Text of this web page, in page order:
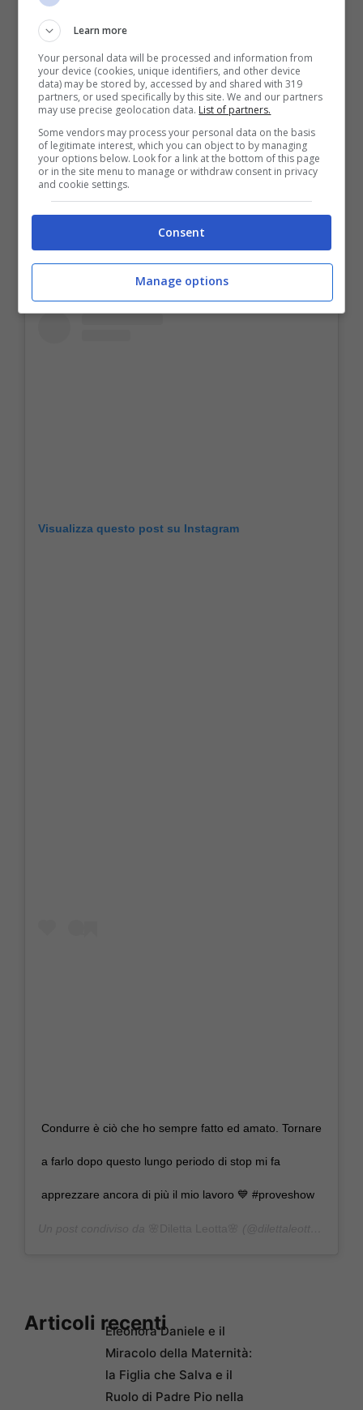
Visualizza questo post su Instagram
Condurre è ciò che ho sempre fatto ed amato. Tornare
a farlo dopo questo lungo periodo di stop mi fa
apprezzare ancora di più il mio lavoro 💙 #proveshow
Articoli recentiEleonora Daniele e il
Miracolo della Maternità:
la Figlia che Salva e il
Ruolo di Padre Pio nella
Learn more
Your personal data will be processed and information from
your device (cookies, unique identifiers, and other device
data) may be stored by, accessed by and shared with 319
partners, or used specifically by this site. We and our partners
may use precise geolocation data. List of partners.
Some vendors may process your personal data on the basis
of legitimate interest, which you can object to by managing
your options below. Look for a link at the bottom of this page
or in the site menu to manage or withdraw consent in privacy
and cookie settings.
Consent
Manage options